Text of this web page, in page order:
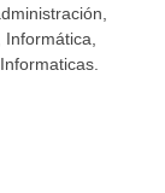
Informática,